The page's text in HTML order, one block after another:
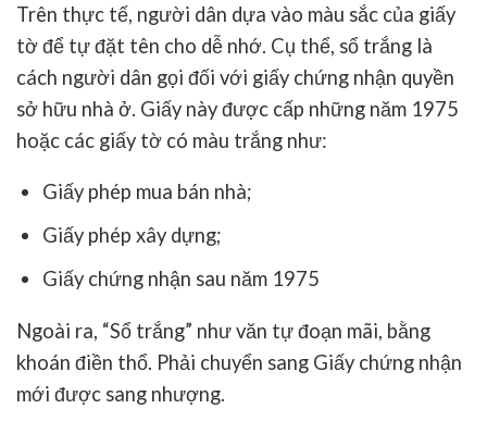
Trên thực tế, người dân dựa vào màu sắc của giấy
tờ để tự đặt tên cho dễ nhớ. Cụ thể, sổ trắng là
cách người dân gọi đối với giấy chứng nhận quyền
sở hữu nhà ở. Giấy này được cấp những năm 1975
hoặc các giấy tờ có màu trắng như:
Giấy phép mua bán nhà;
Giấy phép xây dựng;
Giấy chứng nhận sau năm 1975
Ngoài ra, “Sổ trắng” như văn tự đoạn mãi, bằng
khoán điền thổ. Phải chuyển sang Giấy chứng nhận
mới được sang nhượng.